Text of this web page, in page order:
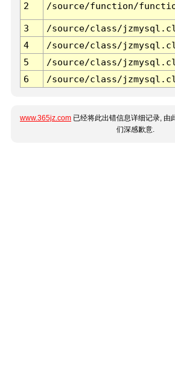
2 /source/function/
3 /source/class/
4
/source/class/
5
/source/class/
6
/source/class/
www.365jz.com 已经将此出错信息详细记录, 由
们深感歉意.